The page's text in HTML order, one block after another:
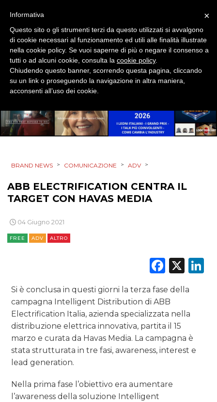
CINEMA
DIGITALE
EDITORIA
RADIO / AUDIO
DATI
RICERCHE
NORMATIVE
TREND
CASE HISTORY
OPINIONI
BRAND NEWS > COMUNICAZIONE > ADV >
ABB ELECTRIFICATION CENTRA IL
TARGET CON HAVAS MEDIA
04 Giugno 2021
FREE ADV ALTRO
X
Si è conclusa in questi giorni la terza fase della
campagna Intelligent Distribution di ABB
Electrification Italia, azienda specializzata nella
distribuzione elettrica innovativa, partita il 15
marzo e curata da Havas Media. La campagna è
stata strutturata in tre fasi, awareness, interest e
lead generation.
Nella prima fase l’obiettivo era aumentare
l’awareness della soluzione Intelligent
×
Informativa
Questo sito o gli strumenti terzi da questo utilizzati si avvalgono
di cookie necessari al funzionamento ed utili alle finalità illustrate
nella cookie policy. Se vuoi saperne di più o negare il consenso a
tutti o ad alcuni cookie, consulta la cookie policy.
Chiudendo questo banner, scorrendo questa pagina, cliccando
su un link o proseguendo la navigazione in altra maniera,
acconsenti all’uso dei cookie.